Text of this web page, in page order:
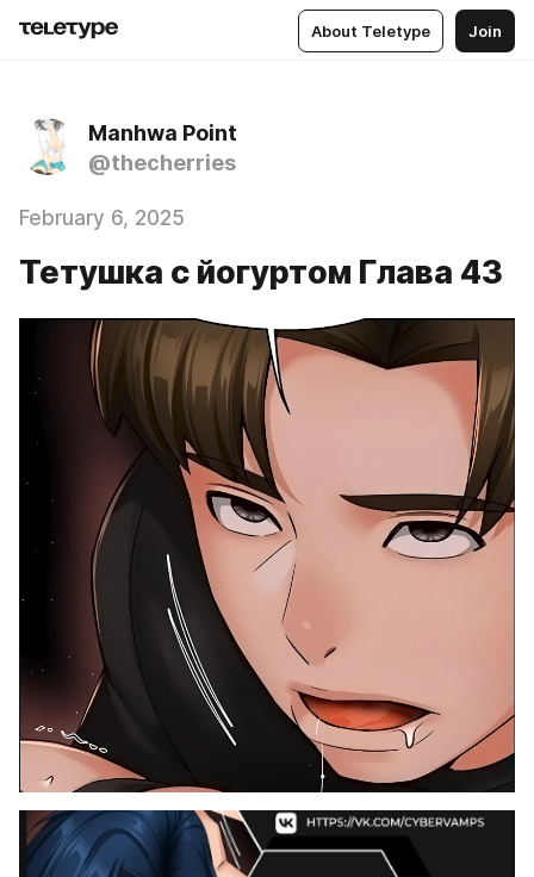
About Teletype Join
Manhwa Point
@thecherries
February 6, 2025
Тетушка с йогуртом Глава 43